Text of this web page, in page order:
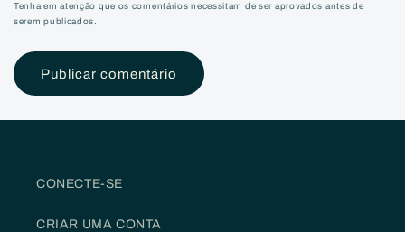
Tenha em atenção que os comentários necessitam de ser aprovados antes de
serem publicados.
CONECTE-SE
CRIAR UMA CONTA